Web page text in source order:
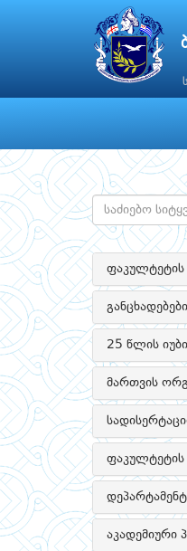
ფაკულტეტის
განცხადებები
25 წლის
მართვის
ფაკულტეტის
აკადემიური